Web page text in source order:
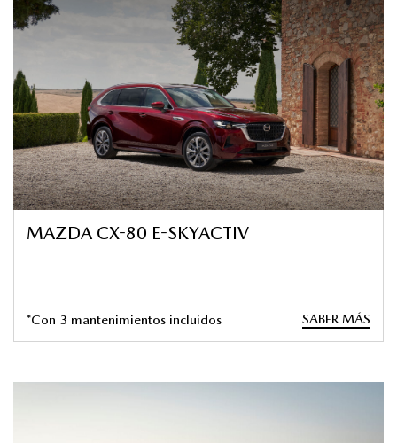
MAZDA CX-80 E-SKYACTIV
*Con 3 mantenimientos incluidos SABER MÁS